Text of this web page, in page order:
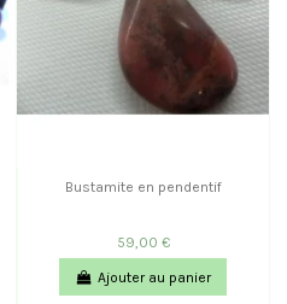
Bustamite en pendentif
59,00 €
Ajouter au panier